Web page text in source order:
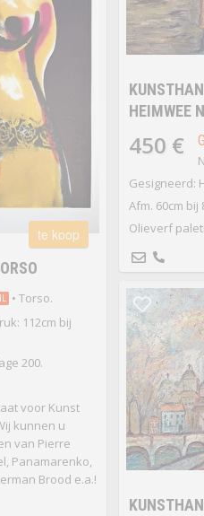
HEIMWEE
450 €
Gesigneerd:
Afm. 60cm bij
Olieverf
te koop
• Torso.
112cm bij
200.
voor Kunst
kunnen u
van Pierre
Panamarenko,
Brood e.a.!